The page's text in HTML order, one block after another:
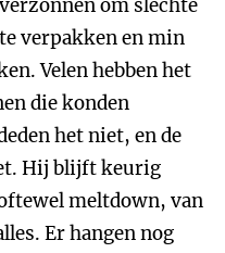
om slechte
verpakken en min
Velen hebben het
die konden
het niet, en de
Hij blijft keurig
meltdown, van
Er hangen nog